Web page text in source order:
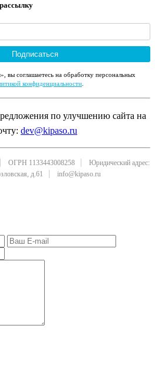
Подписаться
вы соглашаетесь на обработку персональных
конфиденциальности.
по улучшению сайта на
dev@kipaso.ru
ОГРН 1133443008258
Юридический адрес:
д.61
info@kipaso.ru